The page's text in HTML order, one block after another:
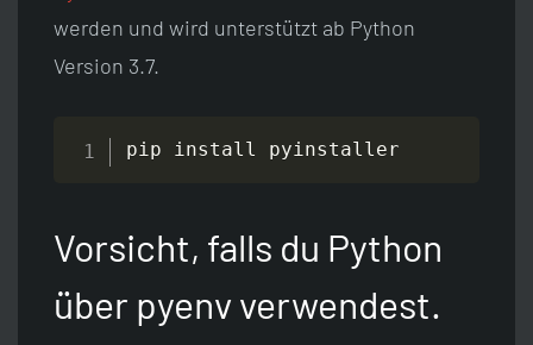
werden und wird unterstützt ab Python
Version 3.7.
pip install pyinstaller
Vorsicht, falls du Python
über pyenv verwendest.